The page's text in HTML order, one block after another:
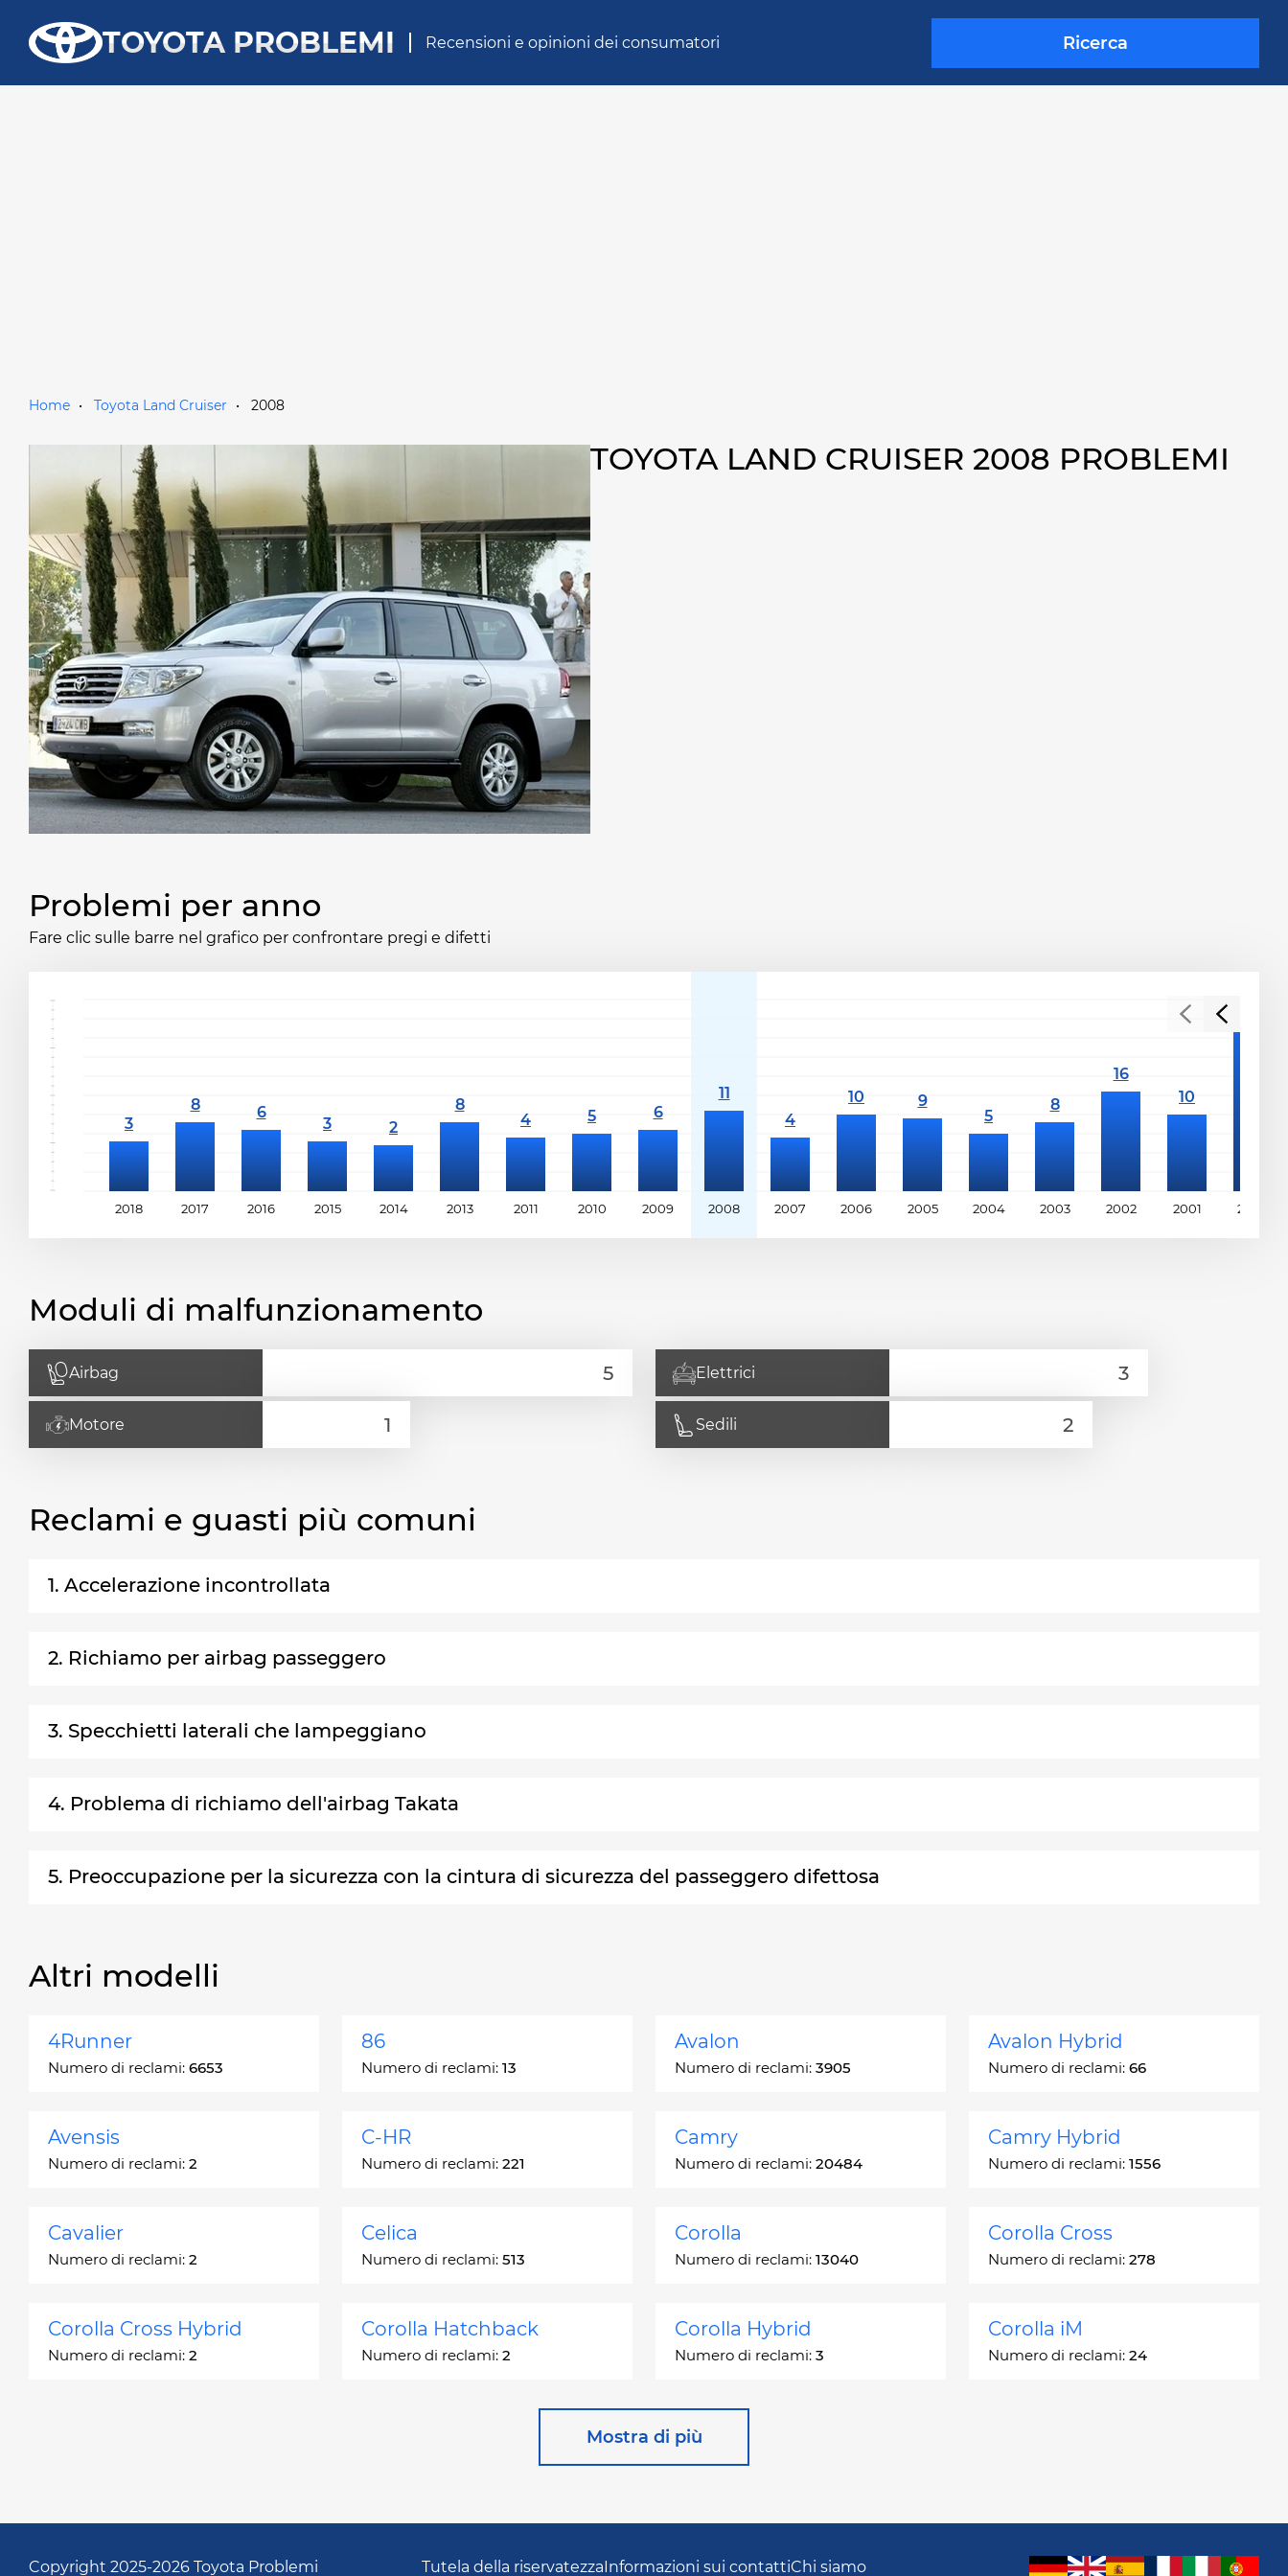
TOYOTA PROBLEMI Recensioni e opinioni dei consumatori Ricerca
Home Toyota Land Cruiser 2008
TOYOTA LAND CRUISER 2008 PROBLEMI
Problemi per anno
Fare clic sulle barre nel grafico per confrontare pregi e difetti
2018 2017 2016 2015 2014 2013 2011 2010 2009 2008 2007 2006 2005 2004 2003 2002 2001 2000
Moduli di malfunzionamento
Airbag Elettrici
Motore Sedili
Reclami e guasti più comuni
1. Accelerazione incontrollata
2. Richiamo per airbag passeggero
3. Specchietti laterali che lampeggiano
4. Problema di richiamo dell'airbag Takata
5. Preoccupazione per la sicurezza con la cintura di sicurezza del passeggero difettosa
Altri modelli
4Runner
Numero di reclami: 6653
86
Numero di reclami: 13
Avalon
Numero di reclami: 3905
Avalon Hybrid
Numero di reclami: 66
Avensis
Numero di reclami: 2
C-HR
Numero di reclami: 221
Camry
Numero di reclami: 20484
Camry Hybrid
Numero di reclami: 1556
Cavalier
Numero di reclami: 2
Celica
Numero di reclami: 513
Corolla
Numero di reclami: 13040
Corolla Cross
Numero di reclami: 278
Corolla Cross Hybrid
Numero di reclami: 2
Corolla Hatchback
Numero di reclami: 2
Corolla Hybrid
Numero di reclami: 3
Corolla iM
Numero di reclami: 24
Cressida
Numero di reclami:
Echo FJ Cruiser GR Corolla GR86
Mostra di più
Copyright 2025-2026 Toyota Problemi Tutela della riservatezzaInformazioni sui contattiChi siamo